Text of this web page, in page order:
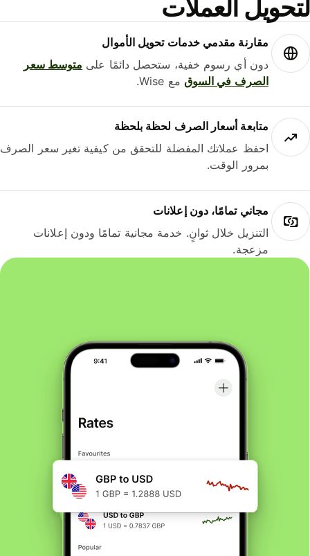
العملات
مقارنة مقدمي خدمات تحويل الأموال
دون أي رسوم خفية، ستحصل دائمًا علىمتوسط ​​سعر
الصرف في السوقمع Wise.
متابعة أسعار الصرف لحظة بلحظة
احفظ عملاتك المفضلة للتحقق من كيفية تغير سعر الصرف
بمرور الوقت.
مجاني تمامًا، دون إعلانات
التنزيل خلال ثوانٍ. خدمة مجانية تمامًا ودون إعلانات
مزعجة.